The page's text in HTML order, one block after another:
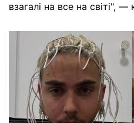
взагалі на все на світі",